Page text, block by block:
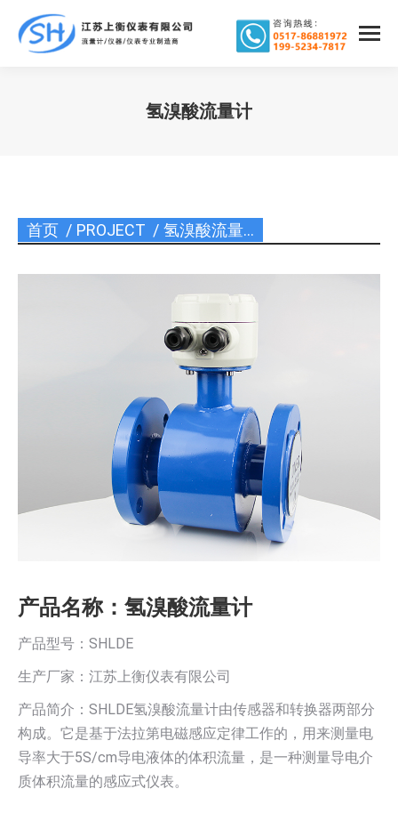
氢溴酸流量计
您在这里：
首页 PROJECT 氢溴酸流量…
产品名称：氢溴酸流量计
产品型号：SHLDE
生产厂家：江苏上衡仪表有限公司
产品简介：SHLDE氢溴酸流量计由传感器和转换器两部分
构成。它是基于法拉第电磁感应定律工作的，用来测量电
导率大于5S/cm导电液体的体积流量，是一种测量导电介
质体积流量的感应式仪表。